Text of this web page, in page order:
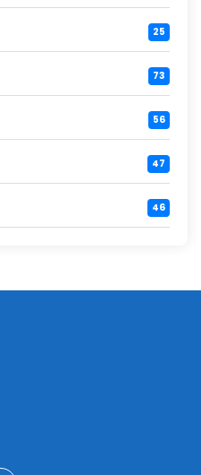
25
73
56
47
46